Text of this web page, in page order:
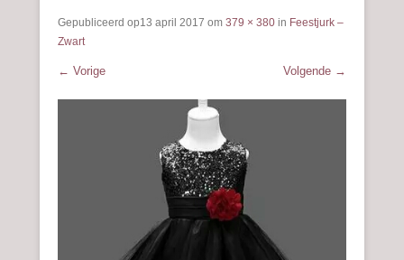
Gepubliceerd op13 april 2017 om 379 × 380 in Feestjurk –
Zwart
← Vorige Volgende →